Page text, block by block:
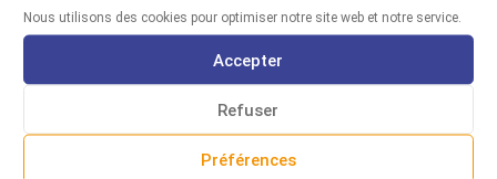
Nous utilisons des cookies pour optimiser notre site web et notre service.
Accepter
Refuser
Préférences
Cliquez pour accepter les cookies
marketing et activer ce contenu